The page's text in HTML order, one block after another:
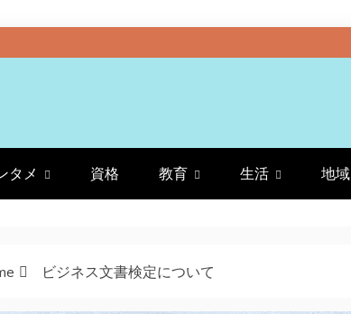
タメ 資格 教育 生活 地域
ビジネス文書検定について